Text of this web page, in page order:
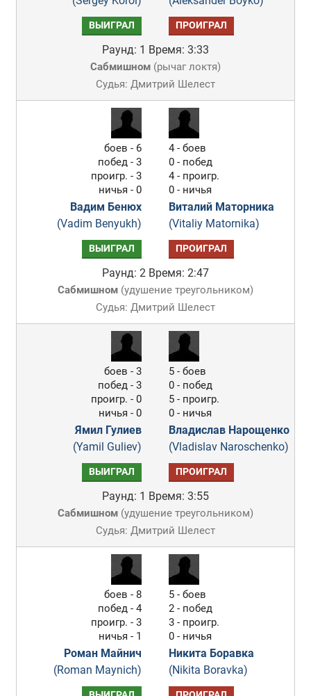
ВЫИГРАЛ ПРОИГРАЛ
Раунд: 1 Время: 3:33
Сабмишном(рычаг локтя)
Судья: Дмитрий Шелест
боев - 6
побед - 3
проигр. - 3
ничья - 0
Вадим Бенюх
(Vadim Benyukh)
4 - боев
0 - побед
4 - проигр.
0 - ничья
Виталий Маторника
(Vitaliy Matornika)
ВЫИГРАЛ ПРОИГРАЛ
Раунд: 2 Время: 2:47
Сабмишном(удушение треугольником)
Судья: Дмитрий Шелест
боев - 3
побед - 3
проигр. - 0
ничья - 0
Ямил Гулиев
(Yamil Guliev)
5 - боев
0 - побед
5 - проигр.
0 - ничья
Владислав Нарощенко
(Vladislav Naroschenko)
ВЫИГРАЛ ПРОИГРАЛ
Раунд: 1 Время: 3:55
Сабмишном(удушение треугольником)
Судья: Дмитрий Шелест
боев - 8
побед - 4
проигр. - 3
ничья - 1
Роман Майнич
(Roman Maynich)
5 - боев
2 - побед
3 - проигр.
0 - ничья
Никита Боравка
(Nikita Boravka)